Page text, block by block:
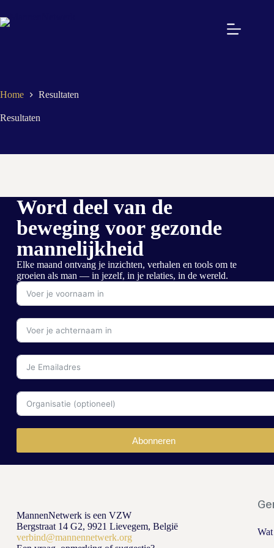
Home Resultaten
Resultaten
Word deel van de
beweging voor gezonde
mannelijkheid
Elke maand ontvang je inzichten, verhalen en tools om te
groeien als man — in jezelf, in je relaties, in de wereld.
Abonneren
MannenNetwerk is een VZW
Bergstraat 14 G2, 9921 Lievegem, België
verbind@mannennetwerk.org